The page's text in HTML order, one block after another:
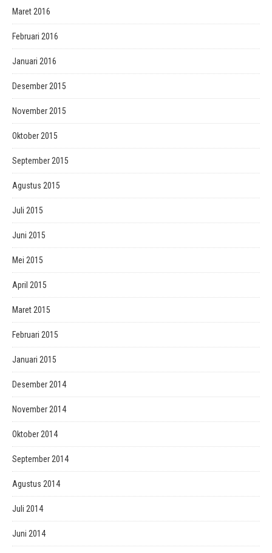
Maret 2016
Februari 2016
Januari 2016
Desember 2015
November 2015
Oktober 2015
September 2015
Agustus 2015
Juli 2015
Juni 2015
Mei 2015
April 2015
Maret 2015
Februari 2015
Januari 2015
Desember 2014
November 2014
Oktober 2014
September 2014
Agustus 2014
Juli 2014
Juni 2014